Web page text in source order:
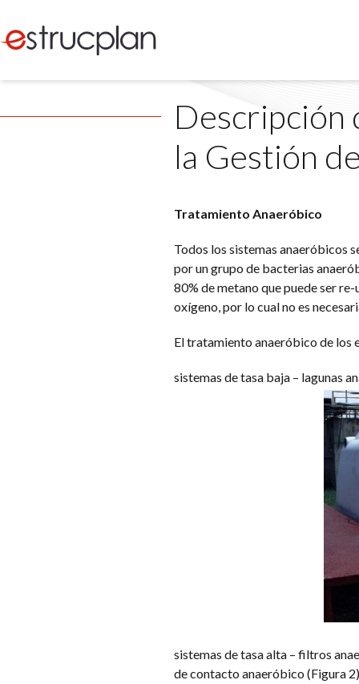
Descripción
la Gestión
Tratamiento Anaeróbico
Todos los sistemas anaeróbicos
por un grupo de bacterias
80% de metano que puede ser
oxígeno, por lo cual no es
El tratamiento anaeróbico de los
sistemas de tasa baja – lagunas
sistemas de tasa alta – filtros
de contacto anaeróbico (Figura